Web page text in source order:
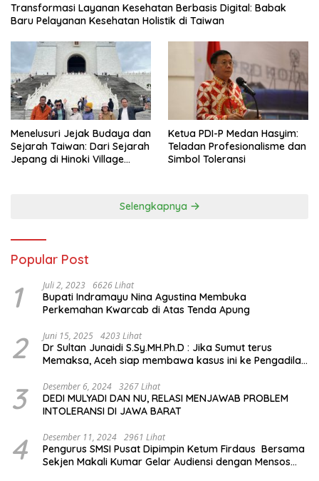
Transformasi Layanan Kesehatan Berbasis Digital: Babak
Baru Pelayanan Kesehatan Holistik di Taiwan
Menelusuri Jejak Budaya dan
Sejarah Taiwan: Dari Sejarah
Jepang di Hinoki Village
Ketua PDI-P Medan Hasyim:
Teladan Profesionalisme dan
Simbol Toleransi
Selengkapnya
Popular Post
1 Juli 2, 2023 6626 Lihat
Bupati Indramayu Nina Agustina Membuka
Perkemahan Kwarcab di Atas Tenda Apung
2 Juni 15, 2025 4203 Lihat
Dr Sultan Junaidi S.Sy.MH.Ph.D : Jika Sumut terus
Memaksa, Aceh siap membawa kasus ini ke Pengadilan
3 Desember 6, 2024 3267 Lihat
DEDI MULYADI DAN NU, RELASI MENJAWAB PROBLEM
INTOLERANSI DI JAWA BARAT
4 Desember 11, 2024 2961 Lihat
Pengurus SMSI Pusat Dipimpin Ketum Firdaus Bersama
Sekjen Makali Kumar Gelar Audiensi dengan Mensos